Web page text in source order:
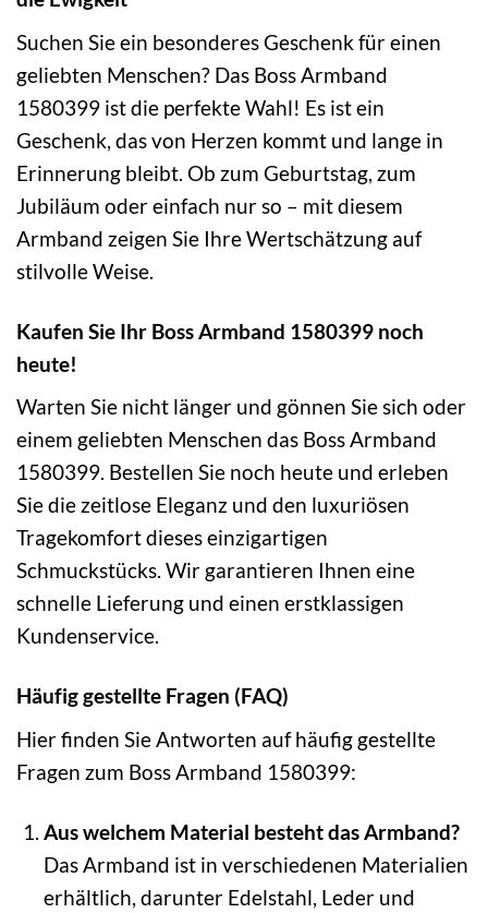
Suchen Sie ein besonderes Geschenk für einen
geliebten Menschen? Das Boss Armband
1580399 ist die perfekte Wahl! Es ist ein
Geschenk, das von Herzen kommt und lange in
Erinnerung bleibt. Ob zum Geburtstag, zum
Jubiläum oder einfach nur so – mit diesem
Armband zeigen Sie Ihre Wertschätzung auf
stilvolle Weise.
Kaufen Sie Ihr Boss Armband 1580399 noch
heute!
Warten Sie nicht länger und gönnen Sie sich oder
einem geliebten Menschen das Boss Armband
1580399. Bestellen Sie noch heute und erleben
Sie die zeitlose Eleganz und den luxuriösen
Tragekomfort dieses einzigartigen
Schmuckstücks. Wir garantieren Ihnen eine
schnelle Lieferung und einen erstklassigen
Kundenservice.
Häufig gestellte Fragen (FAQ)
Hier finden Sie Antworten auf häufig gestellte
Fragen zum Boss Armband 1580399:
Aus welchem Material besteht das Armband?
Das Armband ist in verschiedenen Materialien
erhältlich, darunter Edelstahl, Leder und